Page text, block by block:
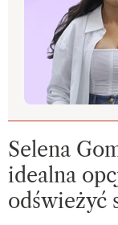
Selena
idealna
odświeżyć